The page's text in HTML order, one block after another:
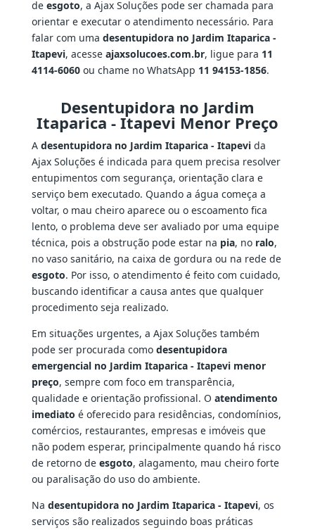
de esgoto, a Ajax Soluções pode ser chamada para
orientar e executar o atendimento necessário. Para
falar com uma desentupidora no Jardim Itaparica -
Itapevi, acesse ajaxsolucoes.com.br, ligue para 11
4114-6060ou chame no WhatsApp 11 94153-1856.
Desentupidora no Jardim
Itaparica - Itapevi Menor Preço
A desentupidora no Jardim Itaparica - Itapevida
Ajax Soluções é indicada para quem precisa resolver
entupimentos com segurança, orientação clara e
serviço bem executado. Quando a água começa a
voltar, o mau cheiro aparece ou o escoamento fica
lento, o problema deve ser avaliado por uma equipe
técnica, pois a obstrução pode estar na pia, no ralo,
no vaso sanitário, na caixa de gordura ou na rede de
esgoto. Por isso, o atendimento é feito com cuidado,
buscando identificar a causa antes que qualquer
procedimento seja realizado.
Em situações urgentes, a Ajax Soluções também
pode ser procurada como desentupidora
emergencial no Jardim Itaparica - Itapevi menor
preço, sempre com foco em transparência,
qualidade e orientação profissional. O atendimento
imediato é oferecido para residências, condomínios,
comércios, restaurantes, empresas e imóveis que
não podem esperar, principalmente quando há risco
de retorno de esgoto, alagamento, mau cheiro forte
ou paralisação do uso do ambiente.
Na desentupidora no Jardim Itaparica - Itapevi, os
serviços são realizados seguindo boas práticas